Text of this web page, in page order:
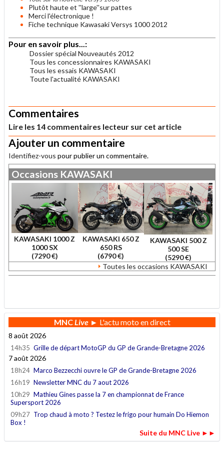
Plutôt haute et ''large''sur pattes
Merci l'électronique !
Fiche technique Kawasaki Versys 1000 2012
Pour en savoir plus...:
Dossier spécial Nouveautés 2012
Tous les concessionnaires KAWASAKI
Tous les essais KAWASAKI
Toute l'actualité KAWASAKI
Commentaires
Lire les 14 commentaires lecteur sur cet article
Ajouter un commentaire
Identifiez-vous pour publier un commentaire.
Occasions KAWASAKI
KAWASAKI 1000 Z
1000 SX
(7290 €)
KAWASAKI 650 Z
650 RS
(6790 €)
KAWASAKI 500 Z
500 SE
(5290 €)
Toutes les occasions KAWASAKI
MNCLive► L'actu moto en direct
8 août 2026
14h35 Grille de départ MotoGP du GP de Grande-Bretagne 2026
7 août 2026
18h24 Marco Bezzecchi ouvre le GP de Grande-Bretagne 2026
16h19 Newsletter MNC du 7 aout 2026
10h29 Mathieu Gines passe la 7 en championnat de France
Supersport 2026
09h27 Trop chaud à moto ? Testez le frigo pour humain Do Hiemon
Box !
Suite du MNC Live ►►